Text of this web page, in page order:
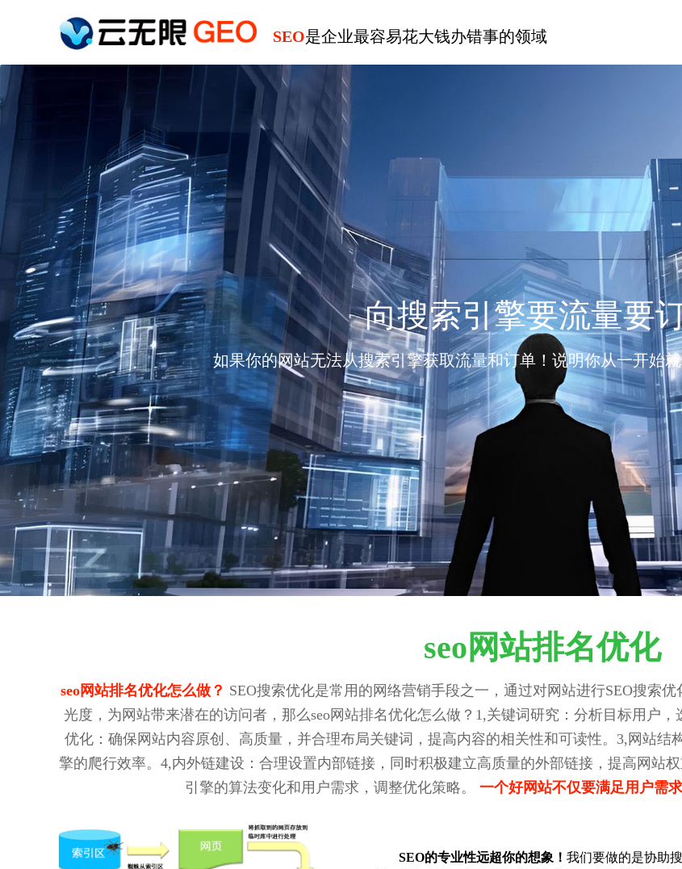
SEO是企业最容易花大钱办错事的领域
向搜索引擎要流量要
如果你的网站无法从搜索引擎获取流量和订单！说明你从一开始
seo网站排名优化
seo网站排名优化怎么做？ SEO搜索优化是常用的网络营销手段之一，通过对网站进行SEO搜索
光度，为网站带来潜在的访问者，那么seo网站排名优化怎么做？1,关键词研究：分析目标用户
优化：确保网站内容原创、高质量，并合理布局关键词，提高内容的相关性和可读性。3,网站结
擎的爬行效率。4,内外链建设：合理设置内部链接，同时积极建立高质量的外部链接，提高网站
引擎的算法变化和用户需求，调整优化策略。 一个好网站不仅要满足用户需
SEO的专业性远超你的想象！ 我们要做的是协助